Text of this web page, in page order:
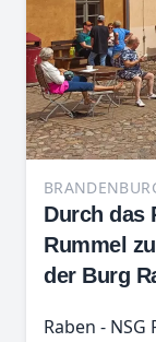
Durch das
Rummel
der Burg
Raben -